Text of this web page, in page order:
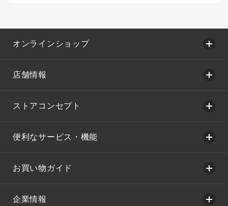
オンラインショップ
店舗情報
ストアコンセプト
便利なサービス・機能
お買い物ガイド
企業情報